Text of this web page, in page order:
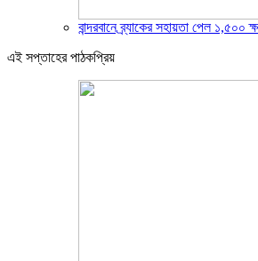
বান্দরবানে ব্র্যাকের সহায়তা পেল ১,৫০০
এই সপ্তাহের পাঠকপ্রিয়